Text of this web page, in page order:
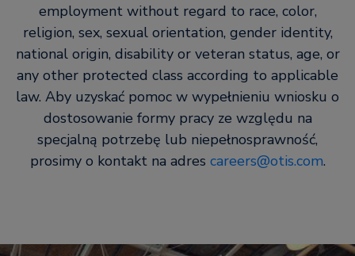
employment without regard to race, color,
religion, sex, sexual orientation, gender identity,
national origin, disability or veteran status, age, or
any other protected class according to applicable
law. Aby uzyskać pomoc w wypełnieniu wniosku o
dostosowanie formy pracy ze względu na
specjalną potrzebę lub niepełnosprawność,
prosimy o kontakt na adres careers@otis.com.